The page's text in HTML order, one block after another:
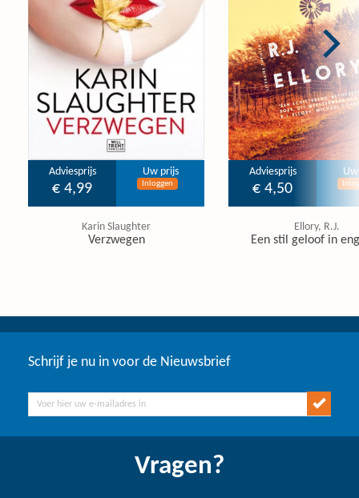
Adviesprijs
€ 4,99
Uw prijs
Inloggen
Karin Slaughter
Verzwegen
Adviesprijs
€ 4,50
Ellory, R.J.
Een stil geloof in
Schrijf je nu in voor de Nieuwsbrief
Vragen?